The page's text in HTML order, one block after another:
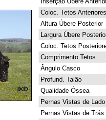
Coloc. Tetos Anteriores
Altura Úbere Posterior
Largura Úbere
Coloc. Tetos
Comprimento Tetos
Ângulo Casco
Profund. Talão
Qualidade Óssea
Pernas Vistas de Lado
Pernas Vistas de Trás